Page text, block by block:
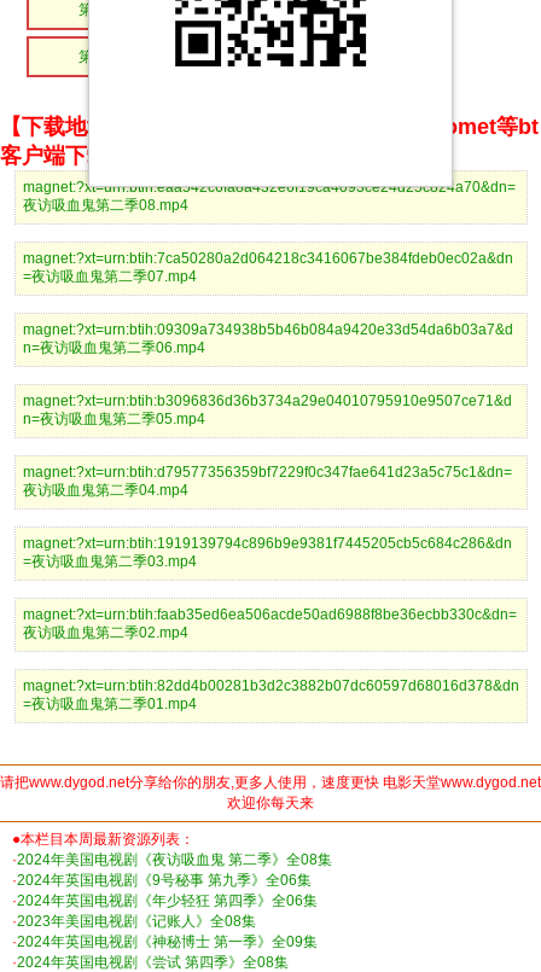
第04集 第03集
第02集 第01集
【下载地址】magnet推荐使用utorrent、BitComet等bt
客户端下载
magnet:?xt=urn:btih:eaa542c6fa8a432e6f19ca4093ce24d25c824a70&dn=
夜访吸血鬼第二季08.mp4
magnet:?xt=urn:btih:7ca50280a2d064218c3416067be384fdeb0ec02a&dn
=夜访吸血鬼第二季07.mp4
magnet:?xt=urn:btih:09309a734938b5b46b084a9420e33d54da6b03a7&d
n=夜访吸血鬼第二季06.mp4
magnet:?xt=urn:btih:b3096836d36b3734a29e04010795910e9507ce71&d
n=夜访吸血鬼第二季05.mp4
magnet:?xt=urn:btih:d79577356359bf7229f0c347fae641d23a5c75c1&dn=
夜访吸血鬼第二季04.mp4
magnet:?xt=urn:btih:1919139794c896b9e9381f7445205cb5c684c286&dn
=夜访吸血鬼第二季03.mp4
magnet:?xt=urn:btih:faab35ed6ea506acde50ad6988f8be36ecbb330c&dn=
夜访吸血鬼第二季02.mp4
magnet:?xt=urn:btih:82dd4b00281b3d2c3882b07dc60597d68016d378&dn
=夜访吸血鬼第二季01.mp4
请把www.dygod.net分享给你的朋友,更多人使用，速度更快 电影天堂www.dygod.net
欢迎你每天来
●本栏目本周最新资源列表：
·2024年美国电视剧《夜访吸血鬼 第二季》全08集
·2024年英国电视剧《9号秘事 第九季》全06集
·2024年英国电视剧《年少轻狂 第四季》全06集
·2023年美国电视剧《记账人》全08集
·2024年英国电视剧《神秘博士 第一季》全09集
·2024年英国电视剧《尝试 第四季》全08集